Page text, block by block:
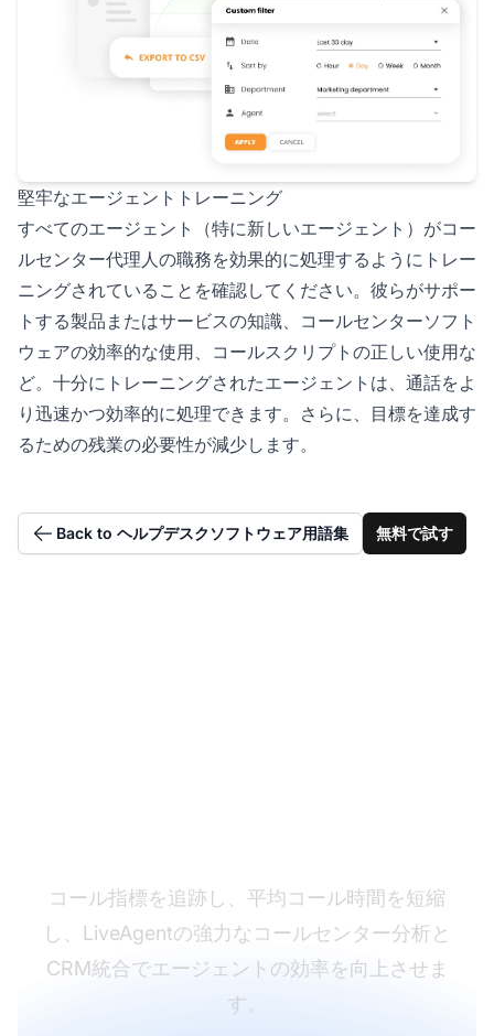
堅牢なエージェントトレーニング
すべてのエージェント（特に新しいエージェント）がコー
ルセンター代理人の職務を効果的に処理するようにトレー
ニングされていることを確認してください。彼らがサポー
トする製品またはサービスの知識、コールセンターソフト
ウェアの効率的な使用、コールスクリプトの正しい使用な
ど。十分にトレーニングされたエージェントは、通話をよ
り迅速かつ効率的に処理できます。さらに、目標を達成す
るための残業の必要性が減少します。
Back to ヘルプデスクソフトウェア用語集 無料で試す
コール指標を追跡し、平均コール時間を短縮
し、LiveAgentの強力なコールセンター分析と
CRM統合でエージェントの効率を向上させま
す。